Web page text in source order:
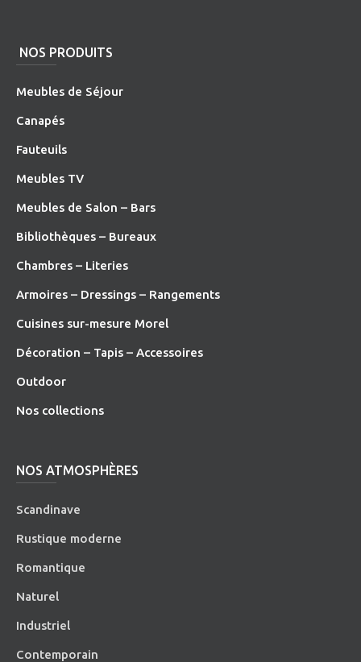
NOS PRODUITS
Meubles de Séjour
Canapés
Fauteuils
Meubles TV
Meubles de Salon – Bars
Bibliothèques – Bureaux
Chambres – Literies
Armoires – Dressings – Rangements
Cuisines sur-mesure Morel
Décoration – Tapis – Accessoires
Outdoor
Nos collections
NOS ATMOSPHÈRES
Scandinave
Rustique moderne
Romantique
Naturel
Industriel
Contemporain